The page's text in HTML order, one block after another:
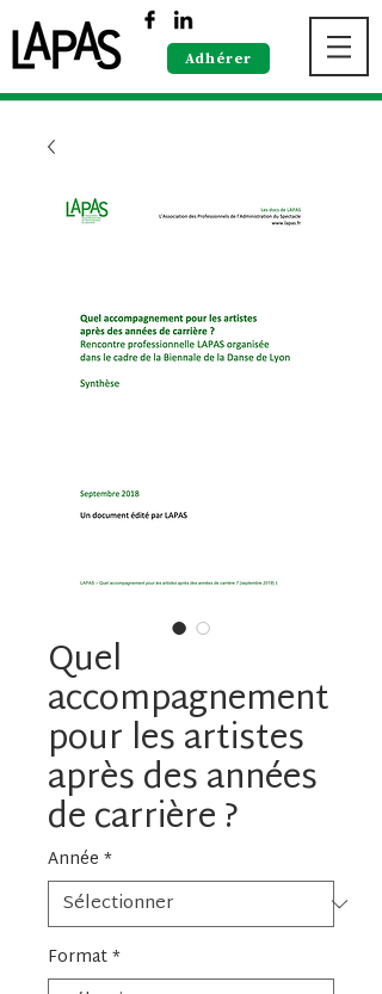
Adhérer
Quel
accompagnement
pour les artistes
après des années
de carrière ?
Année *
Format*